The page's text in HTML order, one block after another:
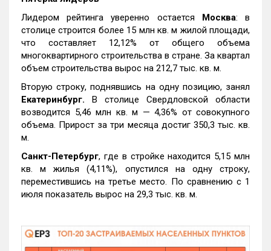
Лидером рейтинга уверенно остается Москва: в
столице строится более 15 млн кв. м жилой площади,
что составляет 12,12% от общего объема
многоквартирного строительства в стране. За квартал
объем строительства вырос на 212,7 тыс. кв. м.
Вторую строку, поднявшись на одну позицию, занял
Екатеринбург. В столице Свердловской области
возводится 5,46 млн кв. м — 4,36% от совокупного
объема. Прирост за три месяца достиг 350,3 тыс. кв.
м.
Санкт-Петербург, где в стройке находится 5,15 млн
кв. м жилья (4,11%), опустился на одну строку,
переместившись на третье место. По сравнению с 1
июля показатель вырос на 29,3 тыс. кв. м.